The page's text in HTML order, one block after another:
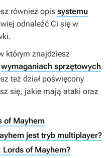
również opis systemu
odnaleźć Ci się w
którym znajdziesz
wymaganiach sprzętowych.
też dział poświęcony
się, jakie mają ataki oraz
of Mayhem
jest tryb multiplayer?
Lords of Mayhem?